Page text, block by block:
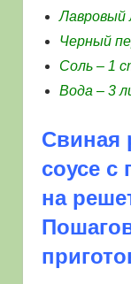
Лавровый
Черный
Соль – 1
Вода – 3
Свиная
соусе с
на